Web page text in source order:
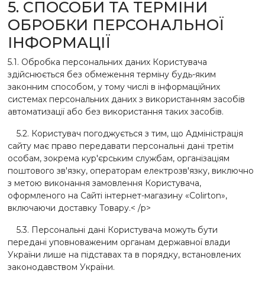
5. СПОСОБИ ТА ТЕРМІНИ
ОБРОБКИ ПЕРСОНАЛЬНОЇ
ІНФОРМАЦІЇ
5.1. Обробка персональних даних Користувача
здійснюється без обмеження терміну будь-яким
законним способом, у тому числі в інформаційних
системах персональних даних з використанням засобів
автоматизації або без використання таких засобів.
5.2. Користувач погоджується з тим, що Адміністрація
сайту має право передавати персональні дані третім
особам, зокрема кур'єрським службам, організаціям
поштового зв'язку, операторам електрозв'язку, виключно
з метою виконання замовлення Користувача,
оформленого на Сайті інтернет-магазину «Colirton»,
включаючи доставку Товару.< /p>
5.3. Персональні дані Користувача можуть бути
передані уповноваженим органам державної влади
України лише на підставах та в порядку, встановлених
законодавством України.